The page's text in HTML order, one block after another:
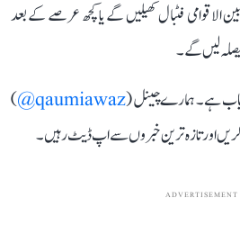
الاقوامی فٹبال کھیلیں گے یا کچھ عرصے کے بعد
لیں گے۔
ہے۔ ہمارے چینل (qaumiawaz@
)
اور تازہ ترین خبروں سے اپ ڈیٹ رہیں۔
ADVERTISEMENT